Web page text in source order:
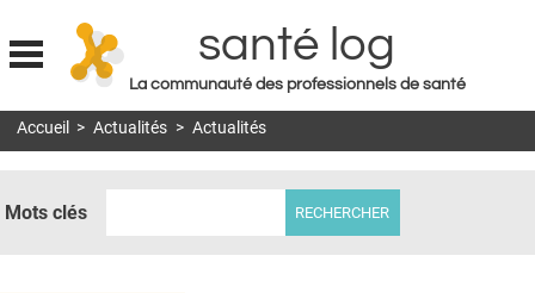
Jump to navigation
santé log
La communauté des professionnels de santé
MON COMPTE
Accueil > Actualités > Actualités
Mots clés